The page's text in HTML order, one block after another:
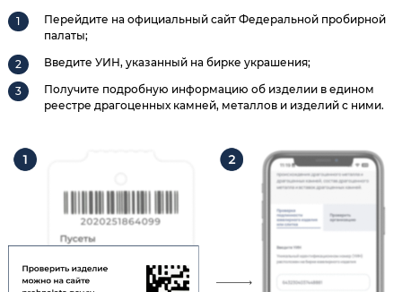
Перейдите на официальный сайт Федеральной пробирной
палаты;
Введите УИН, указанный на бирке украшения;
Получите подробную информацию об изделии в едином
реестре драгоценных камней, металлов и изделий с ними.